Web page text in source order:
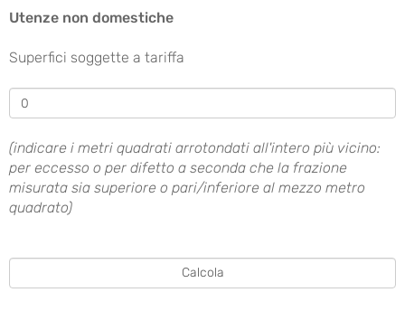
Utenze non domestiche
Superfici soggette a tariffa
(indicare i metri quadrati arrotondati all'intero più vicino:
per eccesso o per difetto a seconda che la frazione
misurata sia superiore o pari/inferiore al mezzo metro
quadrato)